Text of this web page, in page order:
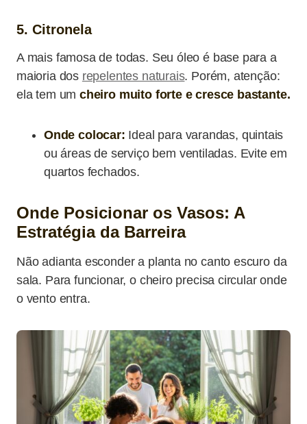
5. Citronela
A mais famosa de todas. Seu óleo é base para a
maioria dos repelentes naturais. Porém, atenção:
ela tem umcheiro muito forte e cresce bastante.
Onde colocar: Ideal para varandas, quintais
ou áreas de serviço bem ventiladas. Evite em
quartos fechados.
Onde Posicionar os Vasos: A
Estratégia da Barreira
Não adianta esconder a planta no canto escuro da
sala. Para funcionar, o cheiro precisa circular onde
o vento entra.